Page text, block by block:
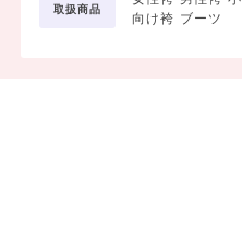
取扱商品
向け袴 ブーツ